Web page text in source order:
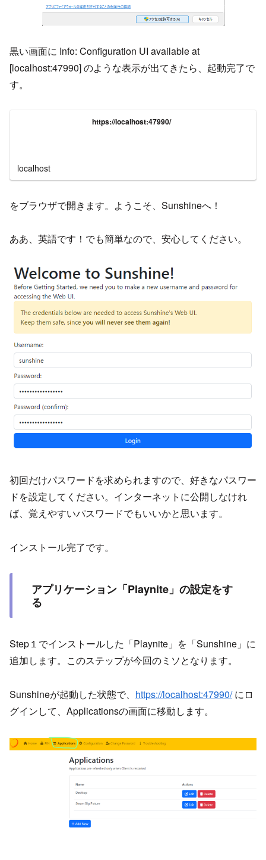
黒い画面に Info: Configuration UI available at
[localhost:47990] のような表示が出てきたら、起動完了で
す。
https://localhost:47990/
localhost
をブラウザで開きます。ようこそ、Sunshineへ！
ああ、英語です！でも簡単なので、安心してください。
初回だけパスワードを求められますので、好きなパスワー
ドを設定してください。インターネットに公開しなけれ
ば、覚えやすいパスワードでもいいかと思います。
インストール完了です。
アプリケーション「Playnite」の設定をす
る
Step１でインストールした「Playnite」を「Sunshine」に
追加します。このステップが今回のミソとなります。
Sunshineが起動した状態で、 https://localhost:47990/にロ
グインして、Applicationsの画面に移動します。